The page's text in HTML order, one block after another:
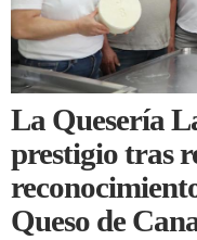
La Quesería
prestigio tras
Queso de